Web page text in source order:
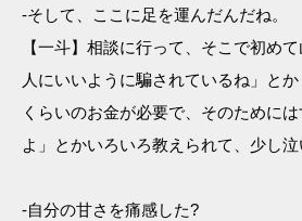
-そして、ここに足を運んだんだね。
【一斗】相談に行って、そこで初め
人にいいように騙されているね」と
くらいのお金が必要で、そのために
よ」とかいろいろ教えられて、少し泣
-自分の甘さを痛感した?